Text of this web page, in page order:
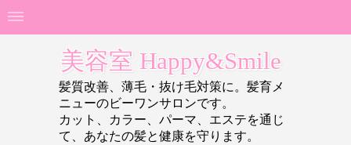
美容室 Happy&Smile
髪質改善、薄毛・抜け毛対策に。髪育メ
ニューのビーワンサロンです。
カット、カラー、パーマ、エステを通じ
て、あなたの髪と健康を守ります。